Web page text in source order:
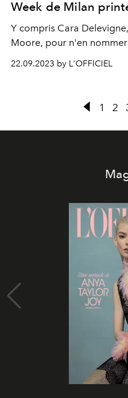
Week de Milan
Y compris Cara
Moore, pour n'en
22.09.2023 by L'OFFICIEL
1 2